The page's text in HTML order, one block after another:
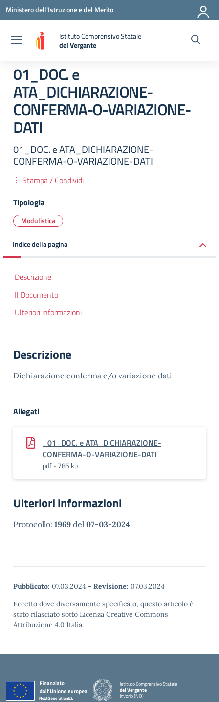
Vai ai contenuti
Vai al menu di navigazione
Vai al footer
Ministero dell'Istruzione e del Merito
Istituto Comprensivo Statale
del Vergante
— Visita la pagina iniziale della scuola
01_DOC. e
ATA_DICHIARAZIONE-
CONFERMA-O-VARIAZIONE-
DATI
01_DOC. e ATA_DICHIARAZIONE-
CONFERMA-O-VARIAZIONE-DATI
Stampa / Condividi
Tipologia
Modulistica
Indice della pagina
Descrizione
Il Documento
Ulteriori informazioni
Descrizione
Dichiarazione conferma e/o variazione dati
Allegati
_01_DOC. e ATA_DICHIARAZIONE-
CONFERMA-O-VARIAZIONE-DATI
pdf - 785 kb
Ulteriori informazioni
Protocollo: 1969 del 07-03-2024
Pubblicato: 07.03.2024 - Revisione: 07.03.2024
Eccetto dove diversamente specificato, questo articolo è
stato rilasciato sotto Licenza Creative Commons
Attribuzione 4.0 Italia.
Istituto Comprensivo Statale
del Vergante
Invorio (NO)